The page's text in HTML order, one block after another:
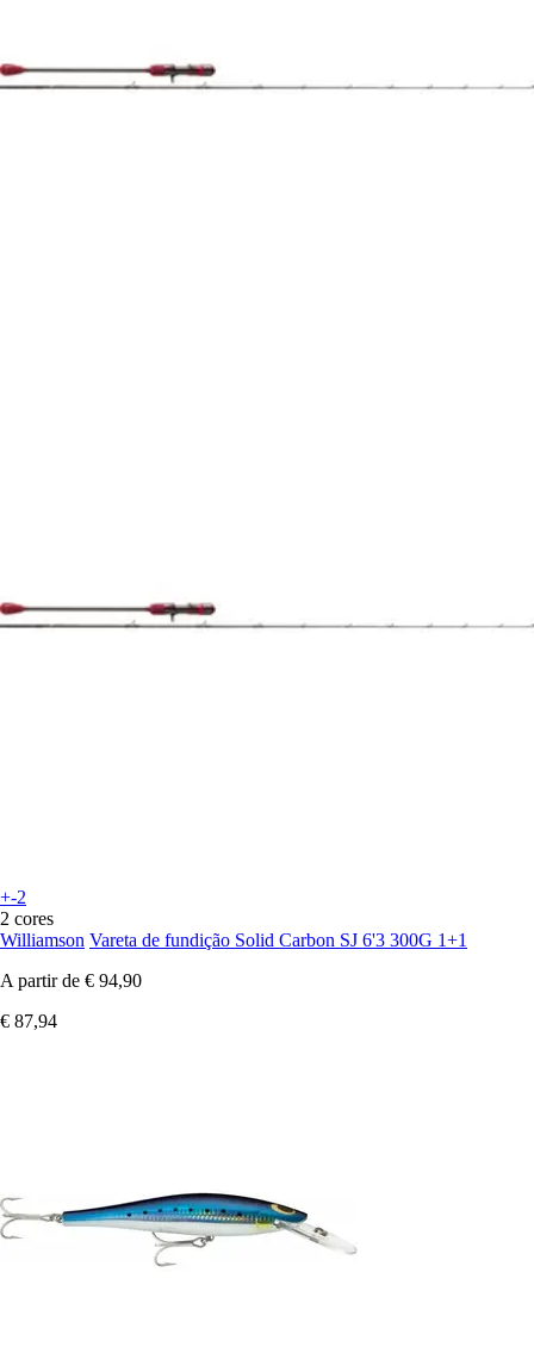
+-2
2 cores
Williamson Vareta de fundição Solid Carbon SJ 6'3 300G 1+1
A partir de € 94,90
€ 87,94